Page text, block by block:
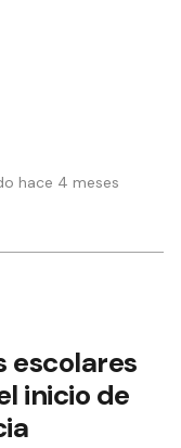
hace 4 meses
escolares
inicio de